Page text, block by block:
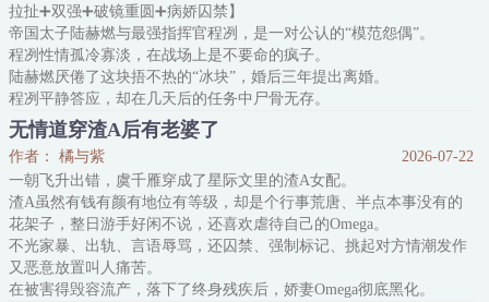
的，娇小的男的，很gay的男的。
我靠，这个世界还能不能好了？？
拉扯➕双强➕破镜重圆➕病娇囚禁】
帝国太子陆赫燃与最强指挥官程冽，是一对公认的“模范怨偶”。
程冽性情孤冷寡淡，在战场上是不要命的疯子。
陆赫燃厌倦了这块捂不热的“冰块”，婚后三年提出离婚。
程冽平静答应，却在几天后的任务中尸骨无存。
重生回军校报到那日，陆赫燃发誓：这一世，放程冽自由。
然而，当他在地下黑拳场，看到年仅18岁、浑身是血的程冽时——
陆赫燃理智崩断，一脚踹飞施
无情道穿渣A后有老婆了
作者： 橘与紫
2026-07-22
一朝飞升出错，虞千雁穿成了星际文里的渣A女配。
渣A虽然有钱有颜有地位有等级，却是个行事荒唐、半点本事没有的
花架子，整日游手好闲不说，还喜欢虐待自己的Omega。
不光家暴、出轨、言语辱骂，还囚禁、强制标记、挑起对方情潮发作
又恶意放置叫人痛苦。
在被害得毁容流产，落下了终身残疾后，娇妻Omega彻底黑化。